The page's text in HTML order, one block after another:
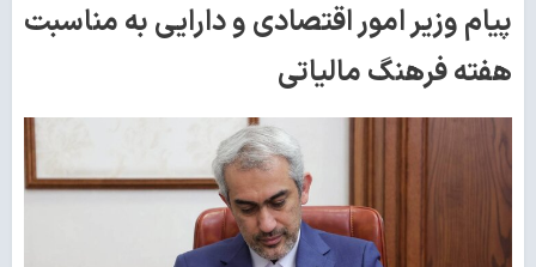
پیام وزیر امور اقتصادی و دارایی به مناسبت
هفته فرهنگ مالیاتی